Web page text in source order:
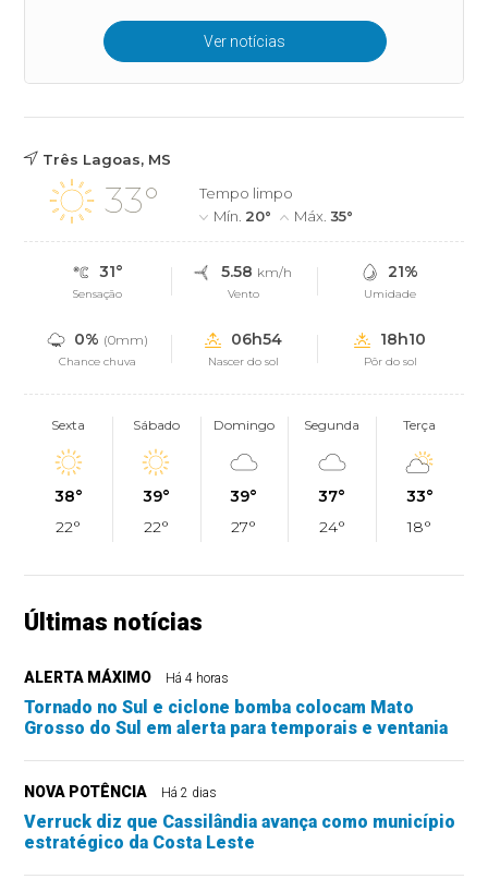
Ver notícias
Três Lagoas, MS
33°
Tempo limpo
Mín. 20° Máx.35°
31°
Sensação
5.58 km/h
Vento
21%
Umidade
0% (0mm)
Chance chuva
06h54
Nascer do sol
18h10
Pôr do sol
Sexta
38°
22°
Sábado
39°
22°
Domingo
39°
27°
Segunda
37°
24°
Terça
33°
18°
Últimas notícias
ALERTA MÁXIMO Há 4 horas
Tornado no Sul e ciclone bomba colocam Mato
Grosso do Sul em alerta para temporais e ventania
NOVA POTÊNCIA Há 2 dias
Verruck diz que Cassilândia avança como município
estratégico da Costa Leste